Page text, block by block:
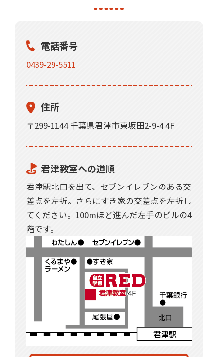
電話番号
0439-29-5511
住所
〒299-1144 千葉県君津市東坂田2-9-4 4F
君津教室への道順
君津駅北口を出て、セブンイレブンのある交
差点を左折。さらにすき家の交差点を左折し
てください。100mほど進んだ左手のビルの4
階です。